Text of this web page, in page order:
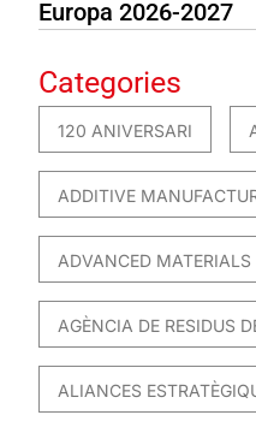
Europa 2026-2027
Categories
120 ANIVERSARI
ADDITIVE
ADVANCED MATERIALS
AGÈNCIA DE RESIDUS
ALIANCES